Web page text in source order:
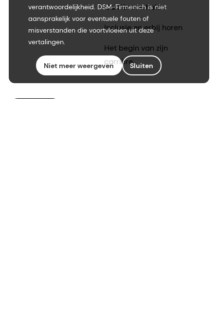
verantwoordelijkheid. DSM-Firmenich is niet
aansprakelijk voor eventuele fouten of
misverstanden die voortvloeien uit deze
vertalingen.
Niet meer weergeven Sluiten
Carrièreverhalen
Inclusie en erbij horen
Het begin van zijn
carrière